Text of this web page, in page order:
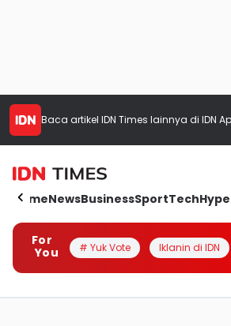
Baca artikel IDN Times lainnya di IDN
HomeNewsBusinessSportTechHype
For
You
# Yuk Vote Iklanin di IDN